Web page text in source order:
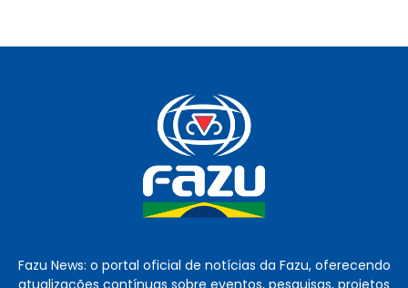
Fazu News: o portal oficial de notícias da Fazu, oferecendo